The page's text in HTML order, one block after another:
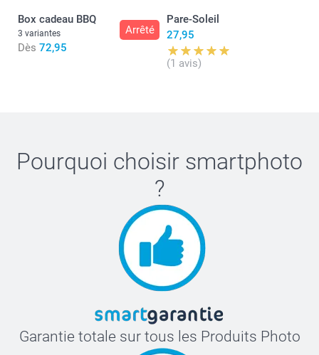
4-6 ans
51-52 cm
53-55 cm
XS-S
52-54 cm
S-M
54-56 cm
M-L
Arrêté
Box cadeau BBQ
3 variantes
Dès 72,95
Pare-Soleil
27,95
(1 avis)
Pourquoi choisir smartphoto
?
Garantie totale sur tous les Produits Photo